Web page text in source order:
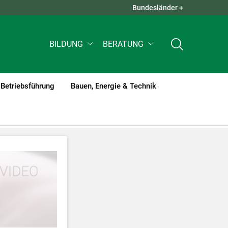
QUICK LINKS +
Bundesländer +
BILDUNG BERATUNG
Betriebsführung Bauen, Energie & Technik
werden